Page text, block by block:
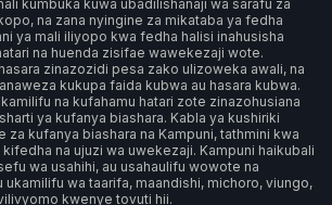
kumbuka kuwa ubadilishanaji wa sarafu za
na zana nyingine za mikataba ya fedha
ya mali iliyopo kwa fedha halisi inahusisha
na huenda zisifae wawekezaji wote.
zinazozidi pesa zako ulizoweka awali, na
kukupa faida kubwa au hasara kubwa.
na kufahamu hatari zote zinazohusiana
ya kufanya biashara. Kabla ya kushiriki
za kufanya biashara na Kampuni, tathmini kwa
na ujuzi wa uwekezaji. Kampuni haikubali
wa usahihi, au usahaulifu wowote na
ukamilifu wa taarifa, maandishi, michoro, viungo,
kwenye tovuti hii.